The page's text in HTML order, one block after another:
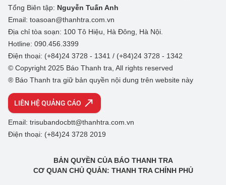
Tổng Biên tập: Nguyễn Tuấn Anh
Email: toasoan@thanhtra.com.vn
Địa chỉ tòa soạn: 100 Tô Hiệu, Hà Đông, Hà Nội.
Hotline: 090.456.3399
Điện thoại: (+84)24 3728 - 1341 / (+84)24 3728 - 1342
© Copyright 2025 Báo Thanh tra, All rights reserved
® Báo Thanh tra giữ bản quyền nội dung trên website này
LIÊN HỆ QUẢNG CÁO
Email: trisubandocbtt@thanhtra.com.vn
Điện thoại: (+84)24 3728 2019
BẢN QUYỀN CỦA BÁO THANH TRA
CƠ QUAN CHỦ QUẢN: THANH TRA CHÍNH PHỦ